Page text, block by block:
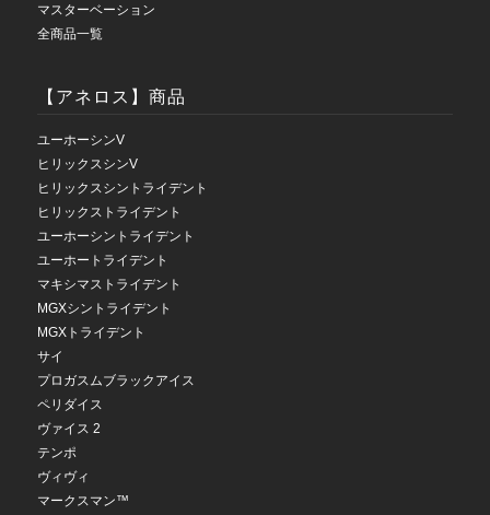
マスターベーション
全商品一覧
【アネロス】商品
ユーホーシンV
ヒリックスシンV
ヒリックスシントライデント
ヒリックストライデント
ユーホーシントライデント
ユーホートライデント
マキシマストライデント
MGXシントライデント
MGXトライデント
サイ
プロガスムブラックアイス
ペリダイス
ヴァイス 2
テンポ
ヴィヴィ
マークスマン™